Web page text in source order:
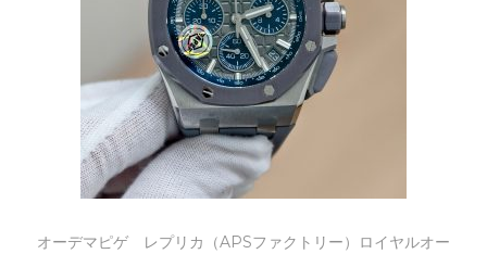
オーデマピゲ レプリカ（APSファクトリー）ロイヤルオー